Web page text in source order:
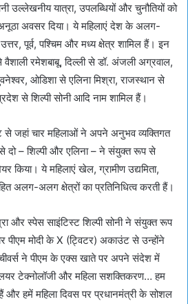
उल्लेखनीय यात्रा, उपलब्धियों और चुनौतियों को
अवसर दिया। ये महिलाएं देश के अलग-
पूर्व, पश्चिम और मध्य क्षेत्र शामिल हैं। इन
रमेशबाबू, दिल्ली से डॉ. अंजली अग्रवाल,
ओडिशा से एलिना मिश्रा, राजस्थान से
से शिल्पी सोनी आदि नाम शामिल हैं।
से जहां चार महिलाओं ने अपने अनुभव व्यक्तिगत
दो – शिल्पी और एलिना – ने संयुक्त रूप से
किया। ये महिलाएं खेल, ग्रामीण उद्यमिता,
अलग-अलग क्षेत्रों का प्रतिनिधित्व करती हैं।
और स्पेस साइंटिस्ट शिल्पी सोनी ने संयुक्त रूप
मोदी के X (ट्विटर) अकाउंट से उन्होंने
ने पीएम के एक्स खाते पर अपने संदेश में
टेक्नोलॉजी और महिला सशक्तिकरण… हम
हैं और हमें महिला दिवस पर प्रधानमंत्री के सोशल